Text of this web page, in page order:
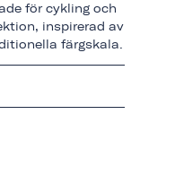
för cykling och
inspirerad av
färgskala.